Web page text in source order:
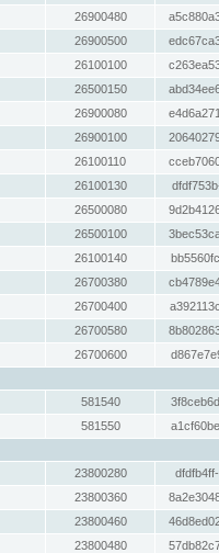
26900480
26900500
26100100
26500150
26900080
26900100
26100110
26100130
26500080
26500100
26100140
26700380
26700400
26700580
26700600
581540
581550
23800280
23800360
23800460
23800480